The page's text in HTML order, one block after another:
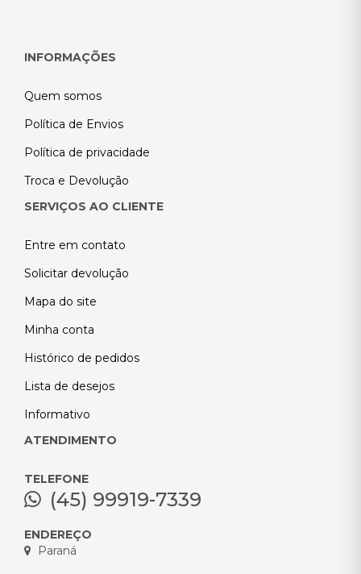
INFORMAÇÕES
Quem somos
Política de Envios
Política de privacidade
Troca e Devolução
SERVIÇOS AO CLIENTE
Entre em contato
Solicitar devolução
Mapa do site
Minha conta
Histórico de pedidos
Lista de desejos
Informativo
ATENDIMENTO
TELEFONE
(45) 99919-7339
ENDEREÇO
Paraná